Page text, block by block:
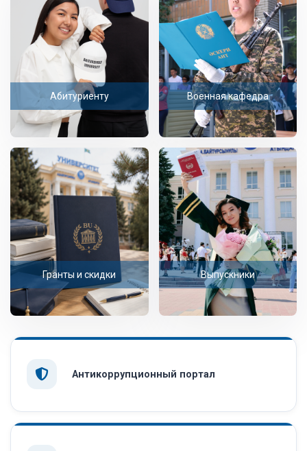
Абитуриенту Военная кафедра
Гранты и скидки Выпускники
Антикоррупционный портал